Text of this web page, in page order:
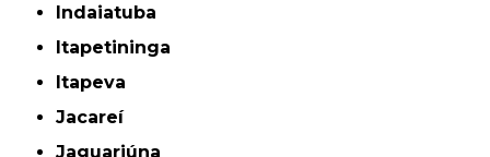
Indaiatuba
Itapetininga
Itapeva
Jacareí
Jaguariúna